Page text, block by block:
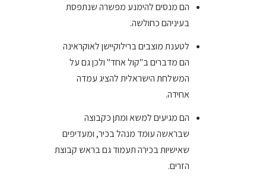
הם מנסים להימנע מפשרה שנתפסת
בעיניהם כחולשה.
לטענת מוצבים ברילוקיישן לאוקראינה
הם מדברים ב"קול אחד" ולכן גם על
המשלחת הישראלית להציג עמדה
אחידה.
הם מגיעים למשא ומתן כקבוצה
שבראשה עומד מנהל בכיר, ומעדיפים
שאישיות בכירה תעמוד גם בראש קבוצת
הזרים.